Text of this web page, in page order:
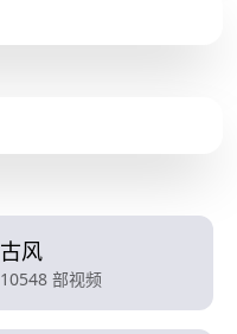
古风
10548 部视频